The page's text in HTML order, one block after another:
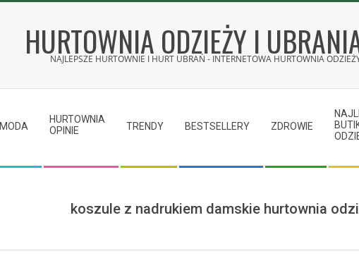
HURTOWNIA ODZIEŻY I
NAJLEPSZE HURTOWNIE I HURT UBRAŃ - INTERNETOWA HURTOWNIA
MODA
HURTOWNIA
OPINIE
TRENDY BESTSELLERY ZDROWIE
koszule z nadrukiem damskie hurtownia